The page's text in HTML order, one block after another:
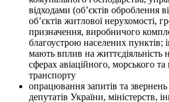
відходами (об’єктів оброблення
об’єктів житлової нерухомості,
призначення, виробничого
благоустрою населених пунктів;
мають вплив на життєдіяльність
сферах авіаційного, морського
транспорту
опрацювання запитів та
депутатів України, міністерств,